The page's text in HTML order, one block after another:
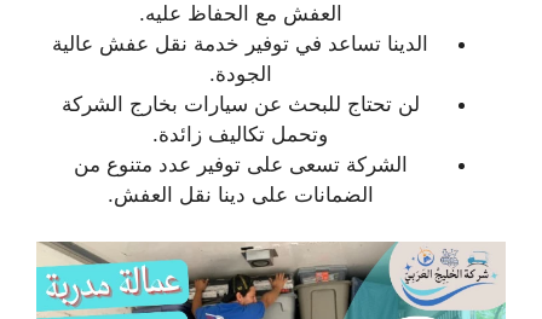
العفش مع الحفاظ عليه.
الدينا تساعد في توفير خدمة نقل عفش عالية
الجودة.
لن تحتاج للبحث عن سيارات بخارج الشركة
وتحمل تكاليف زائدة.
الشركة تسعى على توفير عدد متنوع من
الضمانات على دينا نقل العفش.